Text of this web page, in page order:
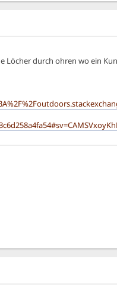
Löcher durch ohren wo ein